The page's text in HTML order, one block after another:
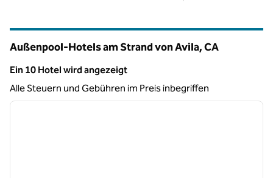
Außenpool-Hotels am Strand von Avila,CA
Ein 10 Hotel wird angezeigt
Ein 10 Hotel wird angezeigt
Alle Steuern und Gebühren im Preis inbegriffen
1 von 12